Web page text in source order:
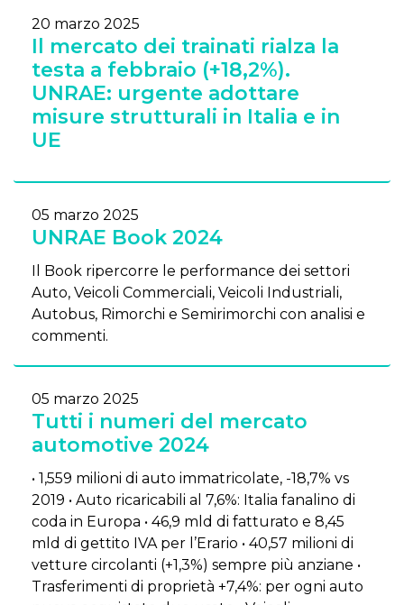
20 marzo 2025
Il mercato dei trainati rialza la
testa a febbraio (+18,2%).
UNRAE: urgente adottare
misure strutturali in Italia e in
UE
05 marzo 2025
UNRAE Book 2024
Il Book ripercorre le performance dei settori
Auto, Veicoli Commerciali, Veicoli Industriali,
Autobus, Rimorchi e Semirimorchi con analisi e
commenti.
05 marzo 2025
Tutti i numeri del mercato
automotive 2024
• 1,559 milioni di auto immatricolate, -18,7% vs
2019 • Auto ricaricabili al 7,6%: Italia fanalino di
coda in Europa • 46,9 mld di fatturato e 8,45
mld di gettito IVA per l’Erario • 40,57 milioni di
vetture circolanti (+1,3%) sempre più anziane •
Trasferimenti di proprietà +7,4%: per ogni auto